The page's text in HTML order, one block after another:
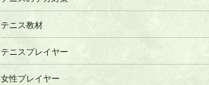
テニス教材
テニスプレイヤー
女性プレイヤー